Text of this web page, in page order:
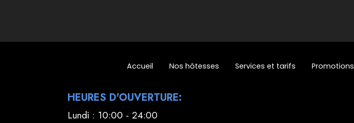
Accueil Nos hôtesses Services et tarifs Promotions
HEURES D'OUVERTURE:
Lundi : 10:00 - 24:00